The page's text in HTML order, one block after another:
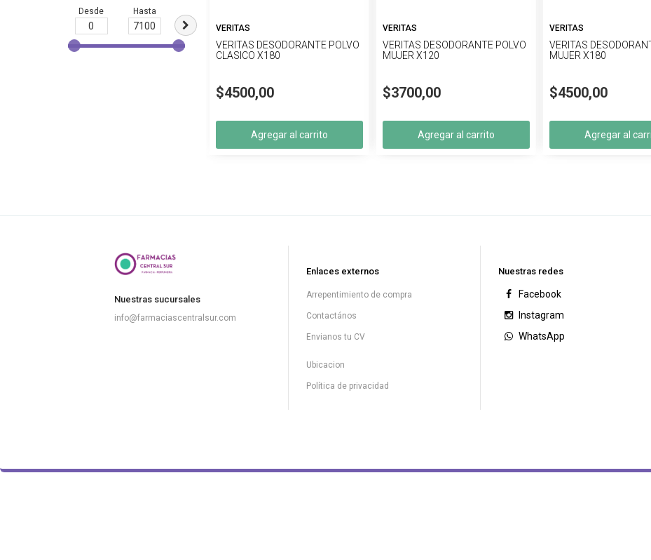
Desde
Hasta
VERITAS
VERITAS DESODORANTE POLVO
CLASICO X180
$4500,00
Agregar al carrito
VERITAS
VERITAS DESODORANTE POLVO
MUJER X120
$3700,00
Agregar al carrito
VERITAS
VERITAS
MUJER X180
$4500,00
Agregar al
Nuestras sucursales
info@farmaciascentralsur.com
Enlaces externos
Arrepentimiento de compra
Contactános
Envianos tu CV
Ubicacion
Política de privacidad
Nuestras redes
Facebook
Instagram
WhatsApp